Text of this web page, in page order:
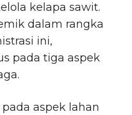
kelapa sawit.
dalam rangka
ini,
pada tiga aspek
aspek lahan